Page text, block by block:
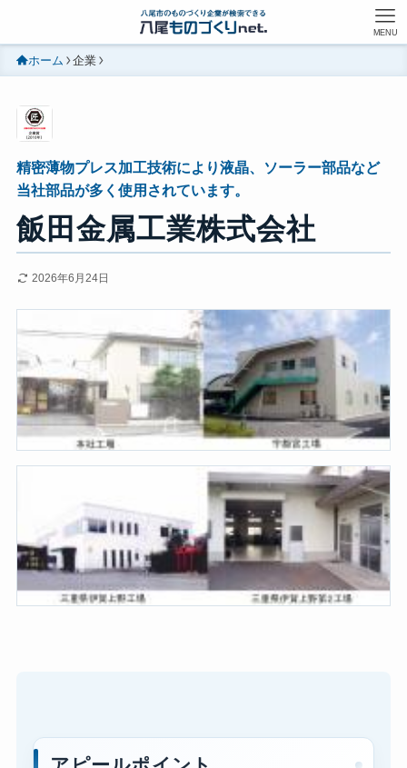
MENU
ホーム 企業
精密薄物プレス加工技術により液晶、ソーラー部品など
当社部品が多く使用されています。
飯田金属工業株式会社
2026年6月24日